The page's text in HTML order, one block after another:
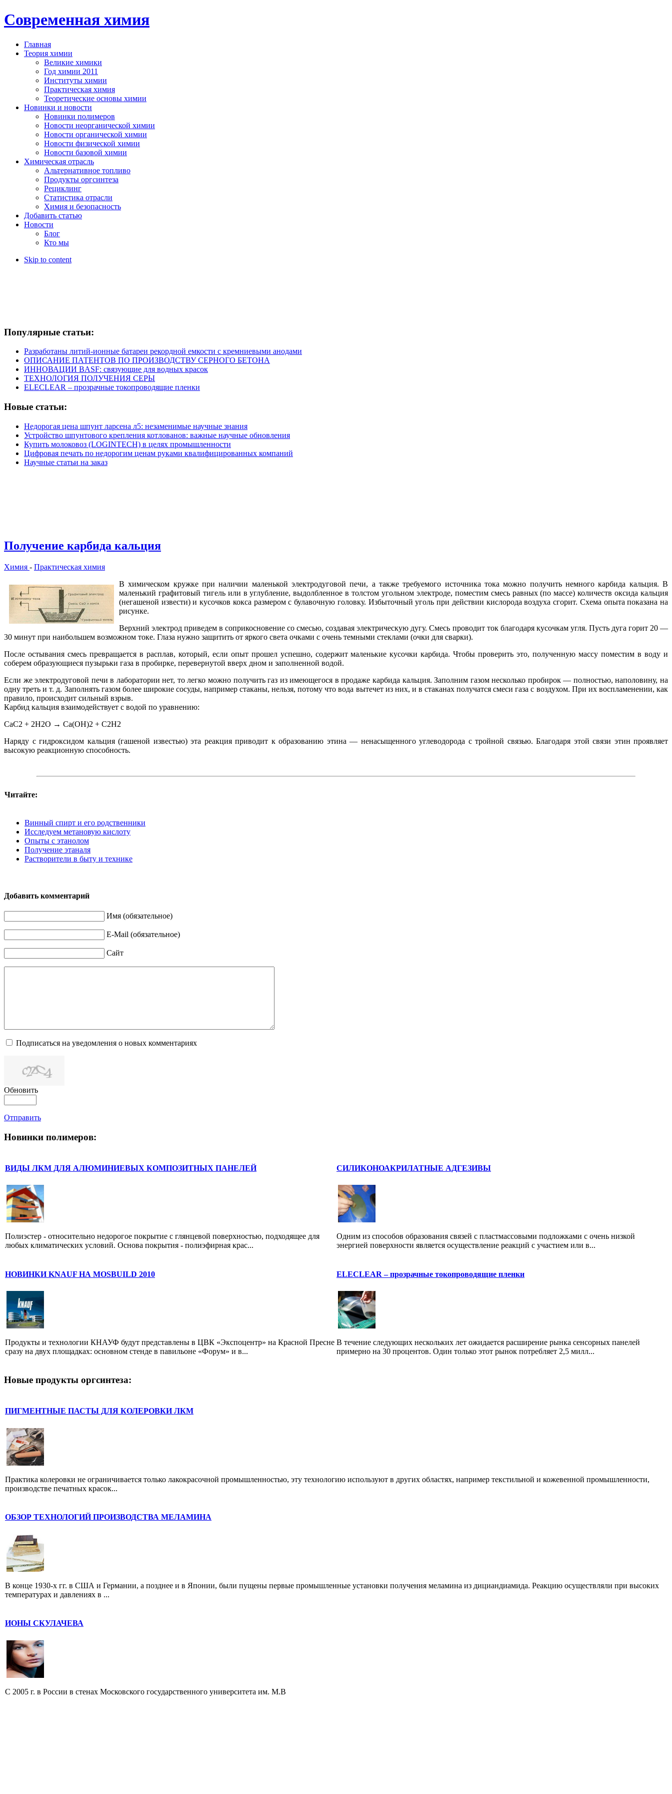
Современная химия
Главная
Теория химии
Великие химики
Год химии 2011
Институты химии
Практическая химия
Теоретические основы химии
Новинки и новости
Новинки полимеров
Новости неорганической химии
Новости органической химии
Новости физической химии
Новости базовой химии
Химическая отрасль
Альтернативное топливо
Продукты оргсинтеза
Рециклинг
Статистика отрасли
Химия и безопасность
Добавить статью
Новости
Блог
Кто мы
Skip to content
Популярные статьи:
Разработаны литий-ионные батареи рекордной емкости с кремниевыми анодами
ОПИСАНИЕ ПАТЕНТОВ ПО ПРОИЗВОДСТВУ СЕРНОГО БЕТОНА
ИННОВАЦИИ BASF: связующие для водных красок
ТЕХНОЛОГИЯ ПОЛУЧЕНИЯ СЕРЫ
ELECLEAR – прозрачные токопроводящие пленки
Новые статьи:
Недорогая цена шпунт ларсена л5: незаменимые научные знания
Устройство шпунтового крепления котлованов: важные научные обновления
Купить молоковоз (LOGINTECH) в целях промышленности
Цифровая печать по недорогим ценам руками квалифицированных компаний
Научные статьи на заказ
Получение карбида кальция
Химия - Практическая химия
В химическом кружке при наличии маленькой электродуговой печи, а также требуемого источника тока можно получить немного карбида кальция. В
маленький графитовый тигель или в углубление, выдолбленное в толстом угольном электроде, поместим смесь равных (по массе) количеств оксида кальция
(негашеной извести) и кусочков кокса размером с булавочную головку. Избыточный уголь при действии кислорода воздуха сгорит. Схема опыта показана на
рисунке.
Верхний электрод приведем в соприкосновение со смесью, создавая электрическую дугу. Смесь проводит ток благодаря кусочкам угля. Пусть дуга горит 20 —
30 минут при наибольшем возможном токе. Глаза нужно защитить от яркого света очками с очень темными стеклами (очки для сварки).
После остывания смесь превращается в расплав, который, если опыт прошел успешно, содержит маленькие кусочки карбида. Чтобы проверить это, полученную массу поместим в воду и
соберем образующиеся пузырьки газа в пробирке, перевернутой вверх дном и заполненной водой.
Если же электродуговой печи в лаборатории нет, то легко можно получить газ из имеющегося в продаже карбида кальция. Заполним газом несколько пробирок — полностью, наполовину, на
одну треть и т. д. Заполнять газом более широкие сосуды, например стаканы, нельзя, потому что вода вытечет из них, и в стаканах получатся смеси газа с воздухом. При их воспламенении, как
правило, происходит сильный взрыв.
Карбид кальция взаимодействует с водой по уравнению:
СаС2 + 2Н2О → Са(ОН)2 + С2Н2
Наряду с гидроксидом кальция (гашеной известью) эта реакция приводит к образованию этина — ненасыщенного углеводорода с тройной связью. Благодаря этой связи этин проявляет
высокую реакционную способность.
Читайте:
Винный спирт и его родственники
Исследуем метановую кислоту
Опыты с этанолом
Получение этаналя
Растворители в быту и технике
Добавить комментарий
Имя (обязательное)
E-Mail (обязательное)
Сайт
Подписаться на уведомления о новых комментариях
Обновить
Отправить
Новинки полимеров:
ВИДЫ ЛКМ ДЛЯ АЛЮМИНИЕВЫХ КОМПОЗИТНЫХ ПАНЕЛЕЙ
Полиэстер - относительно недорогое покрытие с глянцевой поверхностью, подходящее для
любых климатических условий. Основа покрытия - полиэфирная крас...
СИЛИКОНОАКРИЛАТНЫЕ АДГЕЗИВЫ
Одним из способов образования связей с пластмассовыми подложками с очень низкой
энергией поверхности является осуществление реакций с участием или в...
НОВИНКИ KNAUF НА MOSBUILD 2010
Продукты и технологии КНАУФ будут представлены в ЦВК «Экспоцентр» на Красной Пресне
сразу на двух площадках: основном стенде в павильоне «Форум» и в...
ELECLEAR – прозрачные токопроводящие пленки
В течение следующих нескольких лет ожидается расширение рынка сенсорных панелей
примерно на 30 процентов. Один только этот рынок потребляет 2,5 милл...
Новые продукты оргсинтеза:
ПИГМЕНТНЫЕ ПАСТЫ ДЛЯ КОЛЕРОВКИ ЛКМ
Практика колеровки не ограничивается только лакокрасочной промышленностью, эту технологию используют в других областях, например текстильной и кожевенной промышленности,
производстве печатных красок...
ОБЗОР ТЕХНОЛОГИЙ ПРОИЗВОДСТВА МЕЛАМИНА
В конце 1930-х гг. в США и Германии, а позднее и в Японии, были пущены первые промышленные установки получения меламина из дициандиамида. Реакцию осуществляли при высоких
температурах и давлениях в ...
ИОНЫ СКУЛАЧЕВА
С 2005 г. в России в стенах Московского государственного университета им. М.В